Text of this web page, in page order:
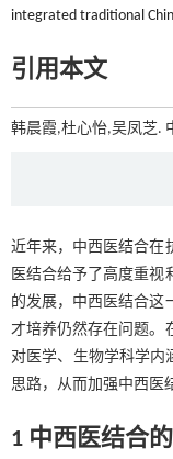
integrated traditional
引用本文
韩晨霞,杜心怡,吴凤芝.
近年来，中西医结合在
医结合给予了高度重视
的发展，中西医结合这
才培养仍然存在问题。
对医学、生物学科学内
思路，从而加强中西医
1 中西医结合